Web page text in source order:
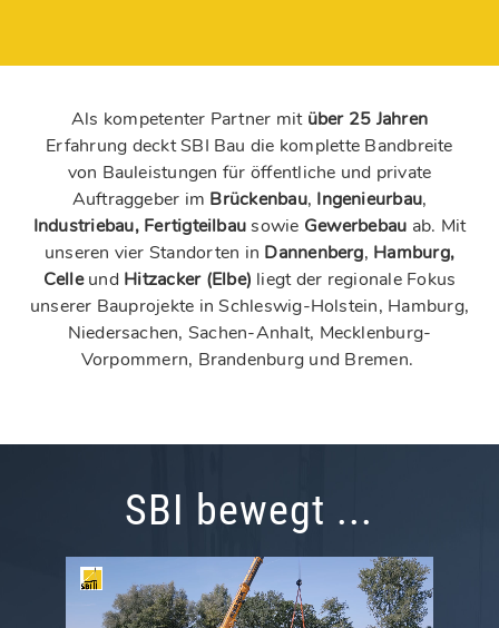
Als kompetenter Partner mit über 25 Jahren
Erfahrung deckt SBI Bau die komplette Bandbreite
von Bauleistungen für öffentliche und private
Auftraggeber im Brückenbau, Ingenieurbau,
Industriebau, Fertigteilbausowie Gewerbebau ab. Mit
unseren vier Standorten in Dannenberg, Hamburg,
Celleund Hitzacker (Elbe) liegt der regionale Fokus
unserer Bauprojekte in Schleswig-Holstein, Hamburg,
Niedersachen, Sachen-Anhalt, Mecklenburg-
Vorpommern, Brandenburg und Bremen.
SBI bewegt ...